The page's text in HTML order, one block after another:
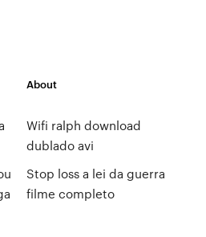
About
Wifi ralph download
dublado avi
Stop loss a lei da guerra
filme completo